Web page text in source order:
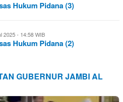
Hukum Pidana (3)
2025 - 14:58 WIB
Hukum Pidana (2)
GUBERNUR JAMBI AL